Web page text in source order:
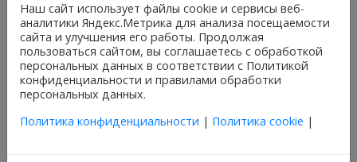
Наш сайт использует файлы cookie и сервисы веб-
аналитики Яндекс.Метрика для анализа посещаемости
сайта и улучшения его работы. Продолжая
пользоваться сайтом, вы соглашаетесь с обработкой
персональных данных в соответствии с Политикой
конфиденциальности и правилами обработки
персональных данных.
Политика конфиденциальности | Политика cookie |